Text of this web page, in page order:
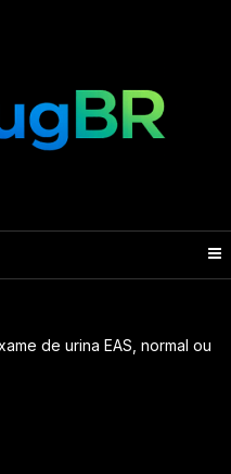
de urina EAS, normal ou